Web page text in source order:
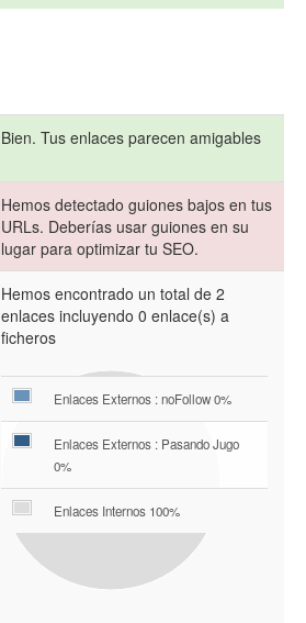
Bien. Tus enlaces parecen amigables
Hemos detectado guiones bajos en tus
URLs. Deberías usar guiones en su
lugar para optimizar tu SEO.
Hemos encontrado un total de 2
enlaces incluyendo 0 enlace(s) a
ficheros
Enlaces Externos : noFollow 0%
Enlaces Externos : Pasando Jugo
0%
Enlaces Internos 100%